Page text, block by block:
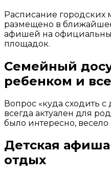
Расписание городских
размещено в
афишей на
площадок.
Семейный
ребенком и
Вопрос «куда сходить
всегда актуален для
было интересно, весело
Детская
отдых